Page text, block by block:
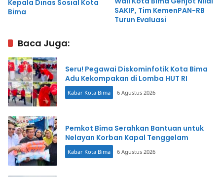
Kepala Dinas Sosial Kota
Bima
SAKIP, Tim KemenPAN-RB
Turun Evaluasi
Baca Juga:
Seru! Pegawai Diskominfotik Kota Bima
Adu Kekompakan di Lomba HUT RI
Kabar Kota Bima 6 Agustus 2026
Pemkot Bima Serahkan Bantuan untuk
Nelayan Korban Kapal Tenggelam
Kabar Kota Bima 6 Agustus 2026